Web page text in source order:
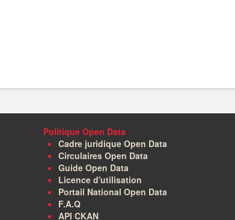
Politique Open Data
Cadre juridique Open Data
Circulaires Open Data
Guide Open Data
Licence d'utilisation
Portail National Open Data
F.A.Q
API CKAN